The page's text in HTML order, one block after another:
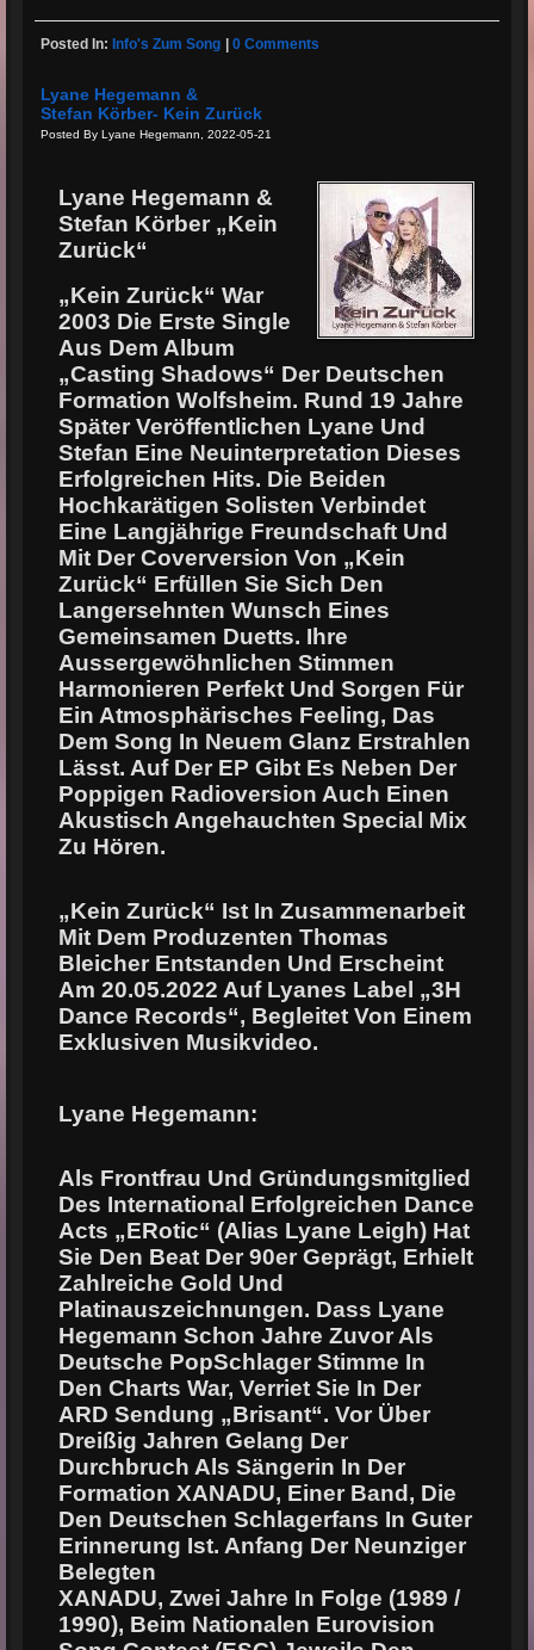
Posted In: Info's Zum Song |0 Comments
Lyane Hegemann &
Stefan Körber- Kein Zurück
Posted By Lyane Hegemann, 2022-05-21
Lyane Hegemann &
Stefan Körber „Kein
Zurück“
„Kein Zurück“ War
2003 Die Erste Single
Aus Dem Album
„Casting Shadows“ Der Deutschen
Formation Wolfsheim. Rund 19 Jahre
Später Veröffentlichen Lyane Und
Stefan Eine Neuinterpretation Dieses
Erfolgreichen Hits. Die Beiden
Hochkarätigen SolistenVerbindet
Eine Langjährige Freundschaft Und
Mit Der Coverversion Von „Kein
Zurück“ Erfüllen Sie Sich Den
Langersehnten Wunsch Eines
Gemeinsamen Duetts. Ihre
Aussergewöhnlichen Stimmen
Harmonieren Perfekt Und Sorgen Für
Ein Atmosphärisches Feeling, Das
Dem Song In Neuem Glanz Erstrahlen
Lässt. Auf Der EP Gibt Es Neben Der
Poppigen Radioversion Auch Einen
Akustisch Angehauchten Special Mix
Zu Hören.
„KeinZurück“ Ist In Zusammenarbeit
Mit Dem Produzenten Thomas
Bleicher Entstanden Und Erscheint
Am 20.05.2022 Auf Lyanes Label „3H
Dance Records“, Begleitet Von Einem
Exklusiven Musikvideo.
Lyane Hegemann:
Als Frontfrau Und Gründungsmitglied
Des International Erfolgreichen Dance
Acts „ERotic“ (alias Lyane Leigh) Hat
Sie Den Beat Der 90er Geprägt, Erhielt
Zahlreiche Gold Und
Platinauszeichnungen. Dass Lyane
Hegemann Schon Jahre Zuvor Als
Deutsche PopSchlager Stimme In
Den Charts War, Verriet Sie In Der
ARD Sendung „Brisant“. Vor Über
Dreißig Jahren Gelang Der
Durchbruch Als Sängerin In Der
Formation XANADU, Einer Band, Die
Den Deutschen Schlagerfans In Guter
Erinnerung Ist. Anfang Der Neunziger
Belegten
XANADU, Zwei Jahre In Folge (1989 /
1990), Beim Nationalen Eurovision